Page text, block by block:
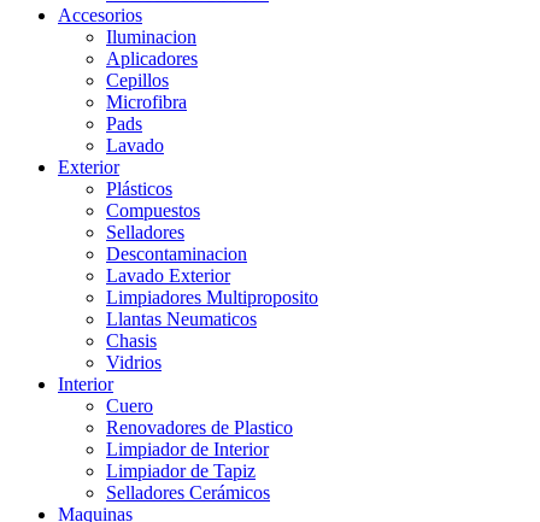
Accesorios
Iluminacion
Aplicadores
Cepillos
Microfibra
Pads
Lavado
Exterior
Plásticos
Compuestos
Selladores
Descontaminacion
Lavado Exterior
Limpiadores Multiproposito
Llantas Neumaticos
Chasis
Vidrios
Interior
Cuero
Renovadores de Plastico
Limpiador de Interior
Limpiador de Tapiz
Selladores Cerámicos
Maquinas